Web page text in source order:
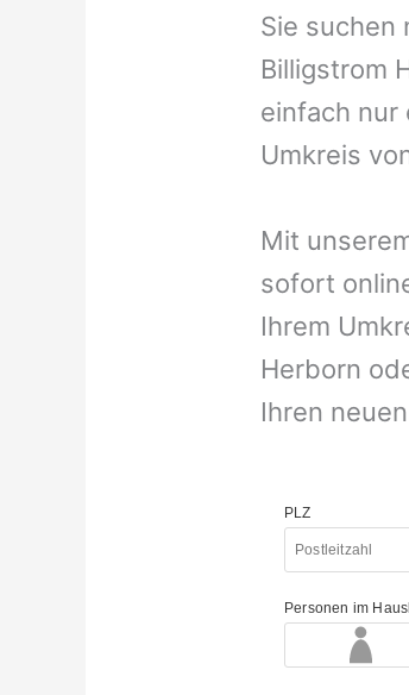
Sie suchen
Billigstrom
einfach nur
Umkreis
Mit
sofort
Ihrem
Herborn
Ihren